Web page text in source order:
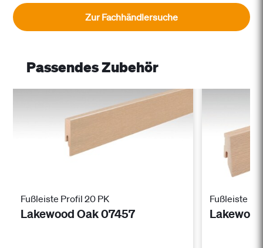
Zur Fachhändlersuche
Passendes Zubehör
Fußleiste Profil 20 PK
Lakewood Oak 07457
Fußleiste